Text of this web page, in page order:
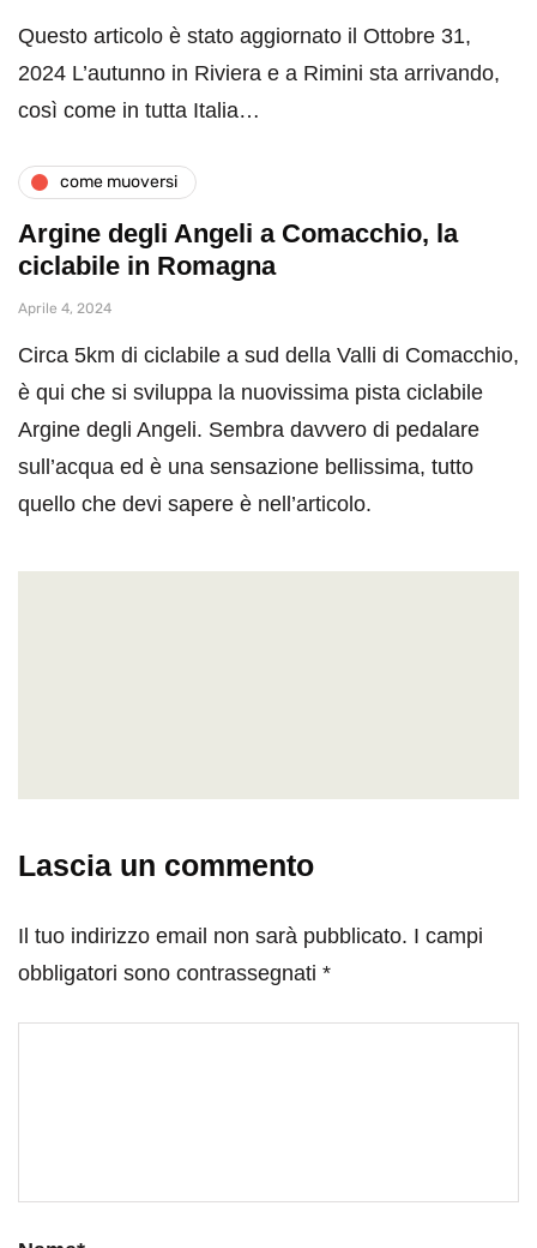
Questo articolo è stato aggiornato il Ottobre 31,
2024 L’autunno in Riviera e a Rimini sta arrivando,
così come in tutta Italia…
come muoversi
Argine degli Angeli a Comacchio, la
ciclabile in Romagna
Aprile 4, 2024
Circa 5km di ciclabile a sud della Valli di Comacchio,
è qui che si sviluppa la nuovissima pista ciclabile
Argine degli Angeli. Sembra davvero di pedalare
sull’acqua ed è una sensazione bellissima, tutto
quello che devi sapere è nell’articolo.
Lascia un commento
Il tuo indirizzo email non sarà pubblicato. I campi
obbligatori sono contrassegnati *